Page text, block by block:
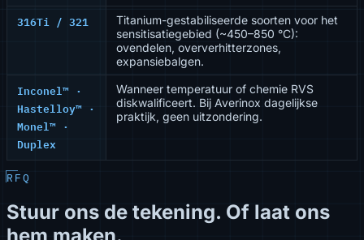
316Ti / 321
Titanium-gestabiliseerde soorten voor het
sensitisatiegebied (~450–850 °C):
ovendelen, oververhitterzones,
expansiebalgen.
Inconel™ ·
Hastelloy™ ·
Monel™ ·
Duplex
Wanneer temperatuur of chemie RVS
diskwalificeert. Bij Averinox dagelijkse
praktijk, geen uitzondering.
RFQ
Stuur ons de tekening. Of laat ons